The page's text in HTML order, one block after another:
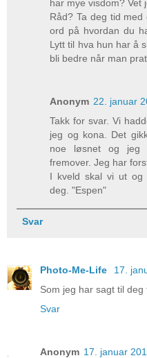
har mye visdom? Vet
Råd? Ta deg tid
ord på hvordan du
Lytt til hva hun har å
bli bedre når man
Anonym 22. januar
Takk for svar. Vi
jeg og kona. Det
noe løsnet og jeg
fremover. Jeg har
I kveld skal vi ut og
deg. "Espen"
Svar
Photo-Me-Life
17.
Som jeg har sagt til
Svar
Anonym 17. januar